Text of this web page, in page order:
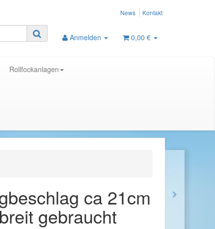
News Kontakt
Anmelden 0,00 €
Rollfockanlagen
ca 21cm
gebraucht